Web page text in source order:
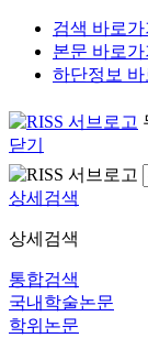
검색 바로가
본문 바로가
하단정보 바
닫기
상세검색
상세검색
통합검색
국내학술논문
학위논문